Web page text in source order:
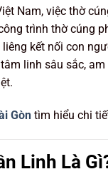
Nam, việc thờ
trình thờ cúng
kết nối con
linh sâu sắc,
Gòn tìm hiểu chi
Linh Là